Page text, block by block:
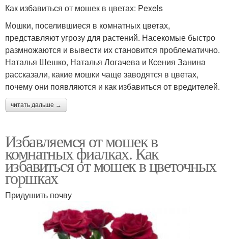
Как избавиться от мошек в цветах: Pexels
Мошки, поселившиеся в комнатных цветах,
представляют угрозу для растений. Насекомые быстро
размножаются и вывести их становится проблематично.
Наталья Шешко, Наталья Логачева и Ксения Занина
рассказали, какие мошки чаще заводятся в цветах,
почему они появляются и как избавиться от вредителей.
читать дальше →
Избавляемся от мошек в
комнатных фиалках. Как
избавиться от мошек в цветочных
горшках
Придушить почву